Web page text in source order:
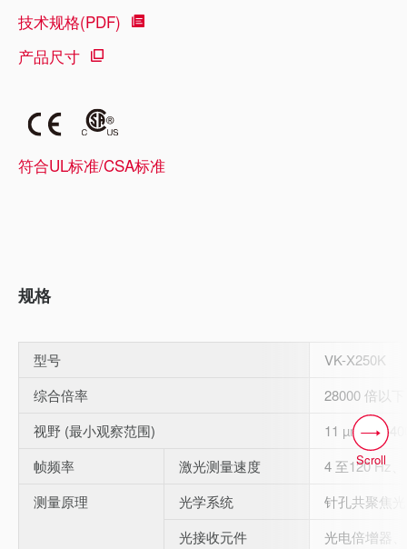
技术规格(PDF)
产品尺寸
符合UL标准/CSA标准
规格
型号
VK-X250K
综合倍率
28000 倍以下
视野 (最小观察范围)
11 µm 至
帧频率
激光测量速度
4 至120 Hz
测量原理
光学系统
针孔共聚焦
光接收元件
光电倍增器
Scroll